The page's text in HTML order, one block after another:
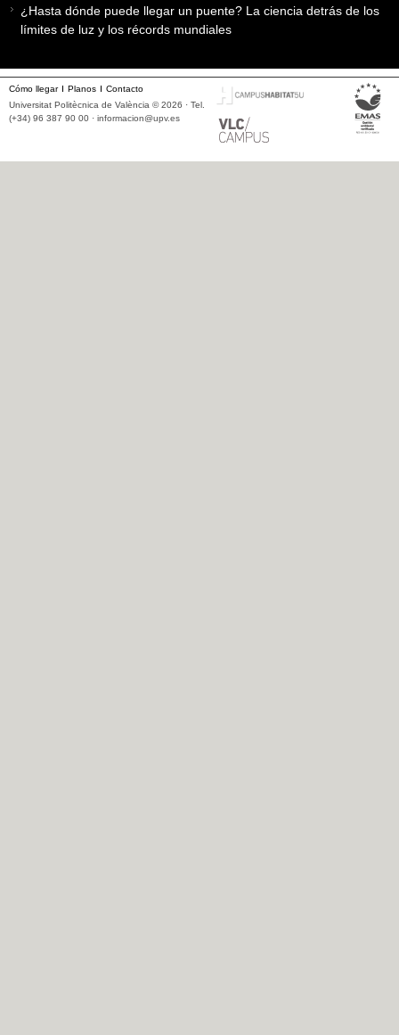
¿Hasta dónde puede llegar un puente? La ciencia detrás de los
límites de luz y los récords mundiales
Cómo llegar Planos
Contacto
Universitat Politècnica de València © 2026 · Tel.
(+34) 96 387 90 00 · informacion@upv.es